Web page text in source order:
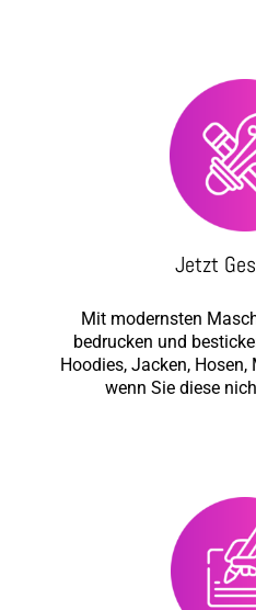
Jetzt
Mit modernsten
bedrucken und
Hoodies, Jacken,
wenn Sie diese